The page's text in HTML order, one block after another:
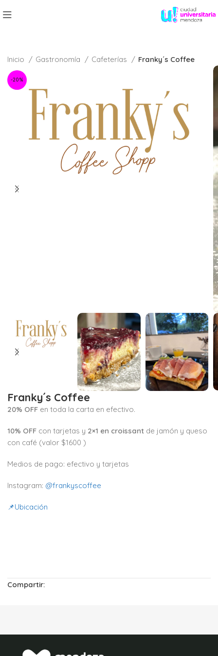
Inicio Gastronomía Cafeterías Franky´s Coffee
-20%
Franky´s Coffee
20% OFF en toda la carta en efectivo.
10% OFF con tarjetas y 2×1 en croissant de jamón y queso
con café (valor $1600 )
Medios de pago: efectivo y tarjetas
Instagram: @frankyscoffee
📌Ubicación
Compartir: